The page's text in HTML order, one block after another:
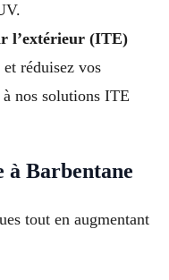
l’extérieur (ITE)
réduisez vos
à nos solutions ITE
à Barbentane
tout en augmentant